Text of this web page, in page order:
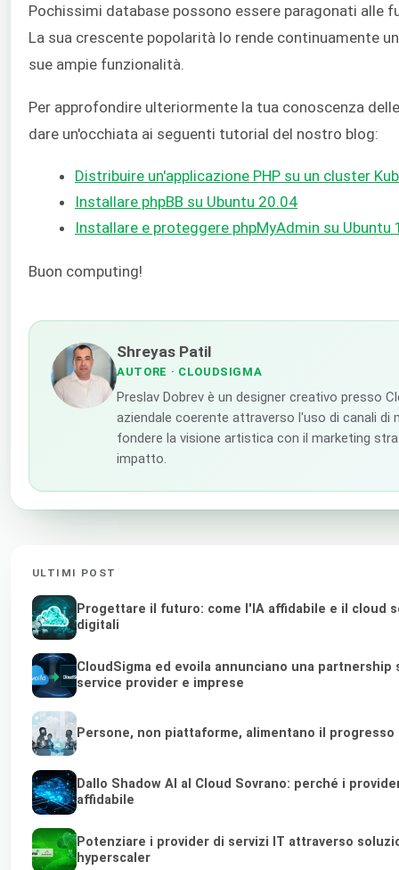
Pochissimi database possono essere paragonati alle
La sua crescente popolarità lo rende continuamente
sue ampie funzionalità.
Per approfondire ulteriormente la tua conoscenza
dare un'occhiata ai seguenti tutorial del nostro blog:
Distribuire un'applicazione PHP su un cluster
Installare phpBB su Ubuntu 20.04
Installare e proteggere phpMyAdmin su Ubuntu
Buon computing!
Shreyas Patil
AUTORE · CLOUDSIGMA
Preslav Dobrev è un designer creativo presso
aziendale coerente attraverso l'uso di canali di
fondere la visione artistica con il marketing
impatto.
ULTIMI POST
Progettare il futuro: come l'IA affidabile e il cloud
digitali
CloudSigma ed evoila annunciano una
service provider e imprese
Persone, non piattaforme, alimentano il progresso
Dallo Shadow AI al Cloud Sovrano: perché i
affidabile
Potenziare i provider di servizi IT attraverso
hyperscaler